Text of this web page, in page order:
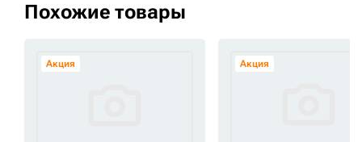
Похожие товары
Акция Акция